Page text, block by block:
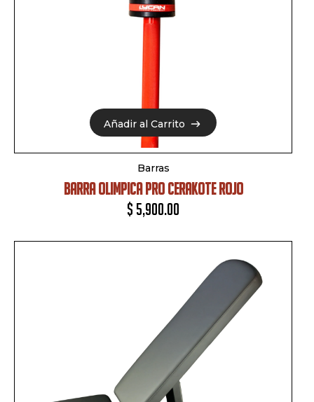
Añadir al Carrito
Añadir al Carrito
Barras
BARRA OLIMPICA PRO CERAKOTE ROJO
$ 5,900.00